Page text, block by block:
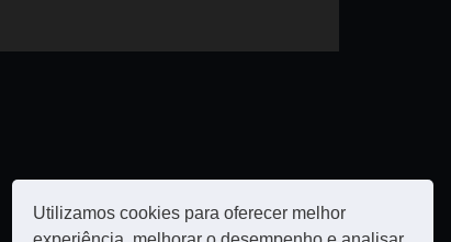
Utilizamos cookies para oferecer melhor